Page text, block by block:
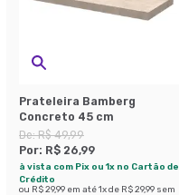
Prateleira Bamberg
Concreto 45 cm
De:R$ 49,99
Por: R$ 26,99
à vista com Pix ou 1x no Cartão de
Crédito
ou R$ 29,99 em até1x de R$ 29,99 sem